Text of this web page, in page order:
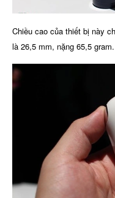
Chiều cao của thiết bị này
là 26,5 mm, nặng 65,5 gram.